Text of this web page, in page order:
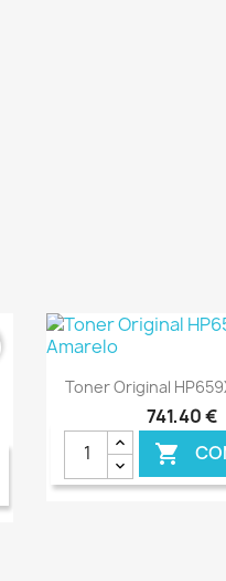
 Ver+
Toner Original
741,40 €
